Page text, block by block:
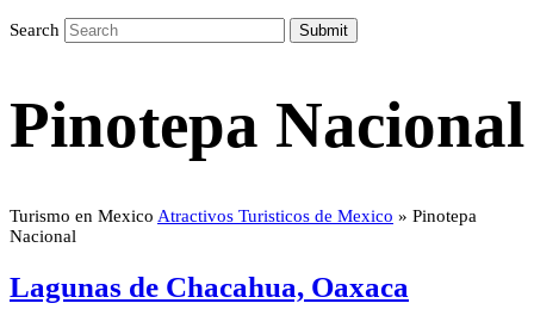
Search Submit
Pinotepa Nacional
Turismo en Mexico Atractivos Turisticos de Mexico » Pinotepa
Nacional
Lagunas de Chacahua, Oaxaca